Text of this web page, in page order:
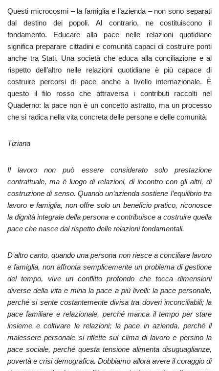
Questi microcosmi – la famiglia e l’azienda – non sono separati
dal destino dei popoli. Al contrario, ne costituiscono il
fondamento. Educare alla pace nelle relazioni quotidiane
significa preparare cittadini e comunità capaci di costruire ponti
anche tra Stati. Una società che educa alla conciliazione e al
rispetto dell’altro nelle relazioni quotidiane è più capace di
costruire percorsi di pace anche a livello internazionale. È
questo il filo rosso che attraversa i contributi raccolti nel
Quaderno: la pace non è un concetto astratto, ma un processo
che si radica nella vita concreta delle persone e delle comunità.
Tiziana
Il lavoro non può essere considerato solo prestazione
contrattuale, ma è luogo di relazioni, di incontro con gli altri, di
costruzione di senso. Quando un’azienda sostiene l’equilibrio tra
lavoro e famiglia, non offre solo un beneficio pratico, riconosce
la dignità integrale della persona e contribuisce a costruire quella
pace che nasce dal rispetto delle relazioni fondamentali.
D’altro canto, quando una persona non riesce a conciliare lavoro
e famiglia, non affronta semplicemente un problema di gestione
del tempo, vive un conflitto profondo che tocca dimensioni
diverse della vita e mina la pace a più livelli: la pace personale,
perché si sente costantemente divisa tra doveri inconciliabili; la
pace familiare e relazionale, perché manca il tempo per stare
insieme e coltivare le relazioni; la pace in azienda, perché il
malessere personale si riflette sul clima di lavoro e persino la
pace sociale, perché questa tensione alimenta disuguaglianze,
povertà e crisi demografica. Dobbiamo allora avere il coraggio di